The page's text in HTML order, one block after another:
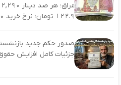
۱۲۲.۹ تومان؛ نرخ خرید ۱۲,۰۴۰ تومان؛ ادامه روند ...
جزئیات کامل افزایش